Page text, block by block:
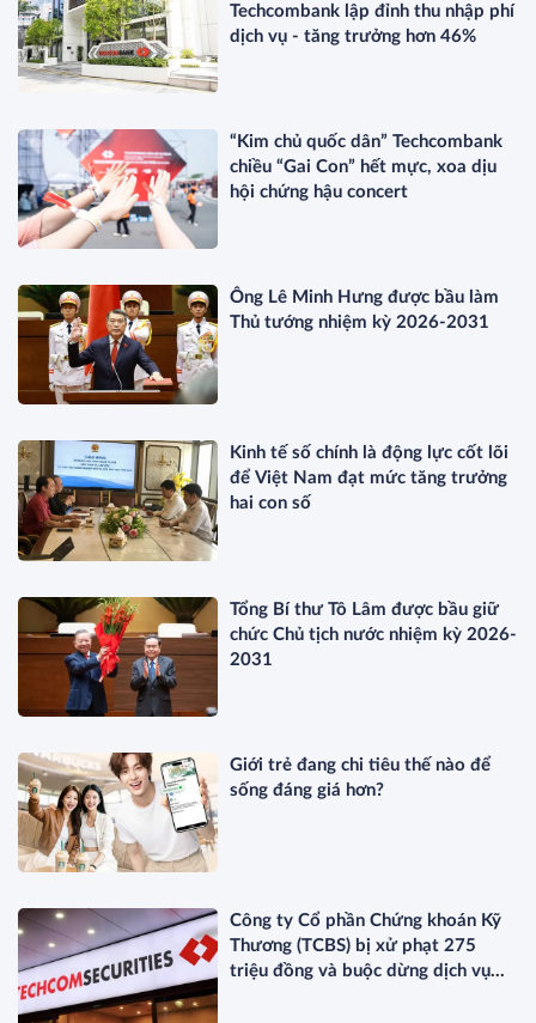
Techcombank lập đỉnh thu nhập phí
dịch vụ - tăng trưởng hơn 46%
“Kim chủ quốc dân” Techcombank
chiều “Gai Con” hết mực, xoa dịu
hội chứng hậu concert
Ông Lê Minh Hưng được bầu làm
Thủ tướng nhiệm kỳ 2026-2031
Kinh tế số chính là động lực cốt lõi
để Việt Nam đạt mức tăng trưởng
hai con số
Tổng Bí thư Tô Lâm được bầu giữ
chức Chủ tịch nước nhiệm kỳ 2026-
2031
Giới trẻ đang chi tiêu thế nào để
sống đáng giá hơn?
Công ty Cổ phần Chứng khoán Kỹ
Thương (TCBS) bị xử phạt 275
triệu đồng và buộc dừng dịch vụ